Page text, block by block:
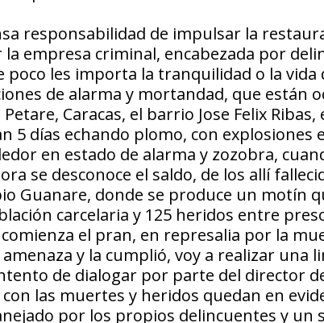
responsabilidad de impulsar la
empresa criminal, encabezada por
les importa la tranquilidad o la vida
de alarma y mortandad, que están
Caracas, el barrio Jose Felix Ribas,
5 días echando plomo, con explosiones
en estado de alarma y zozobra,
se desconoce el saldo, de los allí
Guanare, donde se produce un motín
carcelaria y 125 heridos entre
el pran, en represalia por la
y la cumplió, voy a realizar una
de dialogar por parte del director
las muertes y heridos quedan en
por los propios delincuentes y un